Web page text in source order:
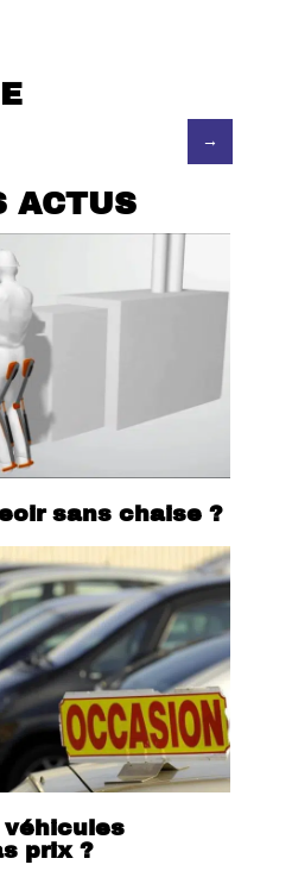
ACTUS
sans chaise ?
véhicules
prix ?